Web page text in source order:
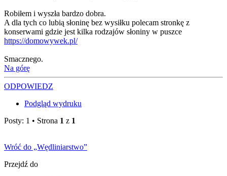
Robiłem i wyszła bardzo dobra.
A dla tych co lubią słoninę bez wysiłku polecam stronkę z
konserwami gdzie jest kilka rodzajów słoniny w puszce
https://domowywek.pl/
Smacznego.
Na górę
ODPOWIEDZ
Podgląd wydruku
Posty: 1 • Strona 1 z 1
Wróć do „Wędliniarstwo”
Przejdź do